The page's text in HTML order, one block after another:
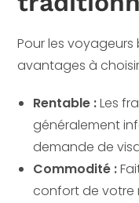
Pour les voyageurs
avantages à choisir
Rentable :Les
généralement
demande de
Commodité :
confort de votre